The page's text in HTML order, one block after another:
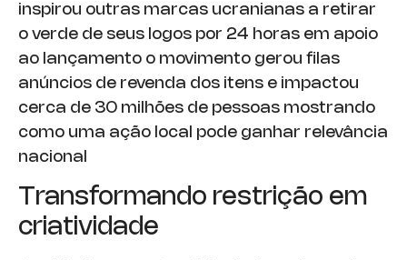
inspirou outras marcas ucranianas a retirar
o verde de seus logos por 24 horas em apoio
ao lançamento o movimento gerou filas
anúncios de revenda dos itens e impactou
cerca de 30 milhões de pessoas mostrando
como uma ação local pode ganhar relevância
nacional
Transformando restrição em
criatividade